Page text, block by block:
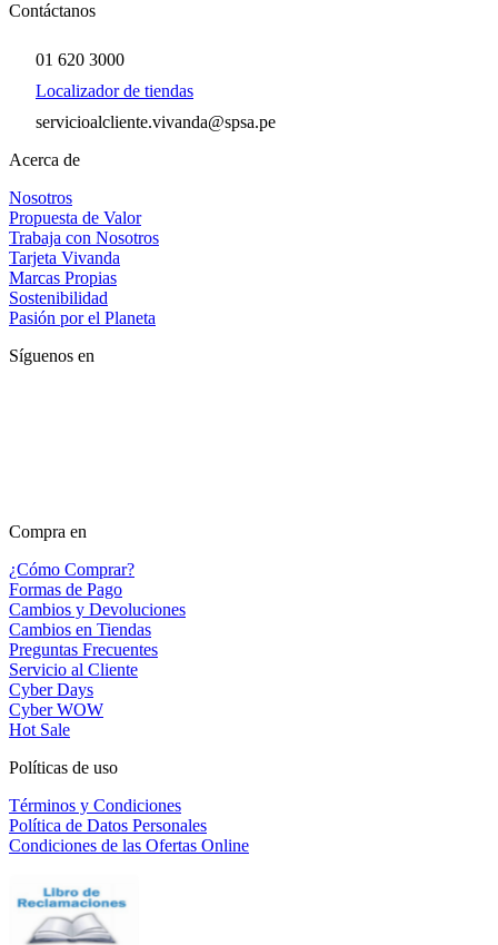
Contáctanos
01 620 3000
Localizador de tiendas
servicioalcliente.vivanda@spsa.pe
Acerca de
Nosotros
Propuesta de Valor
Trabaja con Nosotros
Tarjeta Vivanda
Marcas Propias
Sostenibilidad
Pasión por el Planeta
Síguenos en
Compra en
¿Cómo Comprar?
Formas de Pago
Cambios y Devoluciones
Cambios en Tiendas
Preguntas Frecuentes
Servicio al Cliente
Cyber Days
Cyber WOW
Hot Sale
Políticas de uso
Términos y Condiciones
Política de Datos Personales
Condiciones de las Ofertas Online